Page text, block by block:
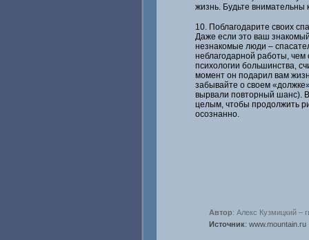
жизнь. Будьте внимательны
10. Поблагодарите своих
Даже если это ваш
незнакомые люди –
неблагодарной работы, чем
психологии большинства,
момент он подарил вам
забывайте о своем
вырвали повторный шанс). В
целым, чтобы продолжить
осознанно.
Автор: Алекс Кузмицкий –
Источник: www.mountain.ru